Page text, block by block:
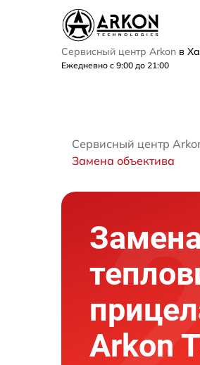
Сервисный центр Arkon в
Ежедневно с 9:00 до 21:00
Сервисный центр
Замена объектива
Arkon